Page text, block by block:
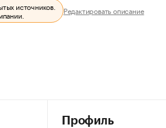
источников. Редактировать описание
Профиль